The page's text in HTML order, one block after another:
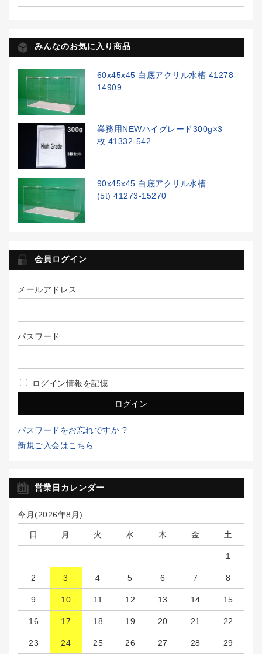
みんなのお気に入り商品
60x45x45 白底アクリル水槽 41278-
14909
業務用NEWハイグレード300g×3
枚 41332-542
90x45x45 白底アクリル水槽
(5t) 41273-15270
会員ログイン
メールアドレス
パスワード
ログイン情報を記憶
パスワードをお忘れですか ?
新規ご入会はこちら
営業日カレンダー
今月(2026年8月)
日 月 火 水 木 金 土
1
2 3 4 5 6 7 8
9 10 11 12 13 14 15
16 17 18 19 20 21 22
23 24 25 26 27 28 29